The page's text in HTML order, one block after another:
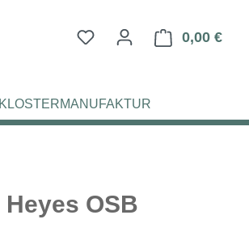
Du hast 0 Produkte auf
0,00 €
KLOSTERMANUFAKTUR
Heyes OSB